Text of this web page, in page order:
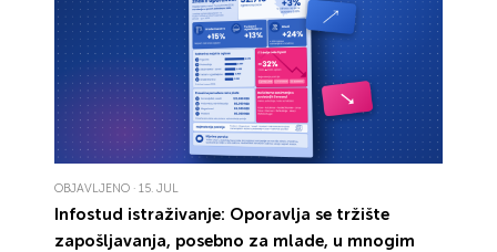
OBJAVLJENO · 15. JUL
Infostud istraživanje: Oporavlja se tržište
zapošljavanja, posebno za mlade, u mnogim